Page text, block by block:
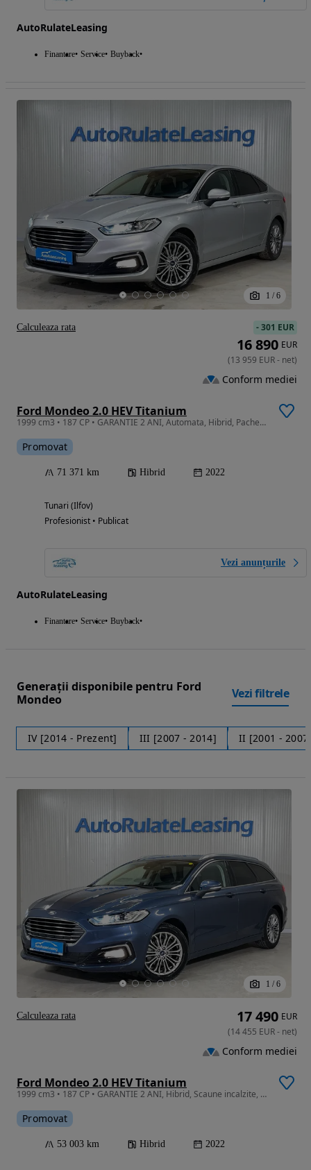
AutoRulateLeasing
Finantare Service Buyback
1 / 6
Ford Mondeo 2.0 HEV Titanium
1999 cm3 • 187 CP • GARANTIE 2 ANI, Automata, Hibrid, Pachet iarna, Camera, Pilot adaptiv
Promovat
71 371 km Hibrid 2022
Tunari (Ilfov)
Profesionist • Publicat
Vezi anunțurile
AutoRulateLeasing
Finantare Service Buyback
-301 EUR
16 890 EUR
(13 959 EUR- net)
Conform mediei
Calculeaza rata
Generații disponibile pentru Ford
Mondeo
Vezi filtrele
IV [2014 - Prezent] III [2007 - 2014] II [2001 -
1 / 6
Ford Mondeo 2.0 HEV Titanium
1999 cm3 • 187 CP • GARANTIE 2 ANI, Hibrid, Scaune incalzite, Navi, Camera, LED
Promovat
53 003 km Hibrid 2022
17 490 EUR
(14 455 EUR- net)
Conform mediei
Calculeaza rata